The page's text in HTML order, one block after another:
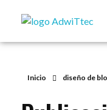
Inicio diseño de